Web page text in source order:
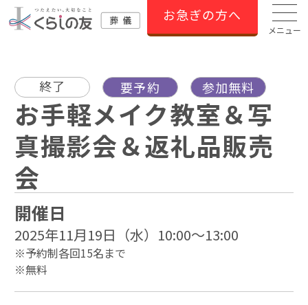
お急ぎの方へ
メニュー
終了 要予約 参加無料
お手軽メイク教室＆写
真撮影会＆返礼品販売
会
開催日
2025年11月19日（水）10:00～13:00
※予約制各回15名まで
※無料